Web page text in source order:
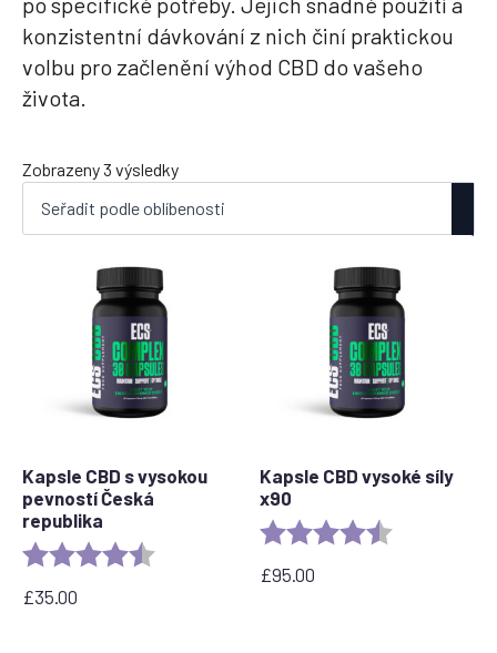
konzistentní dávkování z nich činí praktickou
volbu pro začlenění výhod CBD do vašeho
života.
Zobrazeny 3 výsledkySeřazeno
oblíbenosti
Kapsle CBD s vysokou
pevností Česká
republika
Rating: 4.8 out of 5 stars
£35.00
Kapsle CBD vysoké síly
x90
Rating:
£95.00